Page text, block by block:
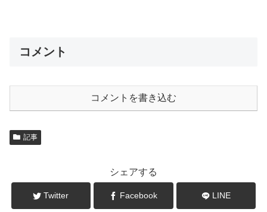
コメント
コメントを書き込む
記事
シェアする
Twitter Facebook LINE